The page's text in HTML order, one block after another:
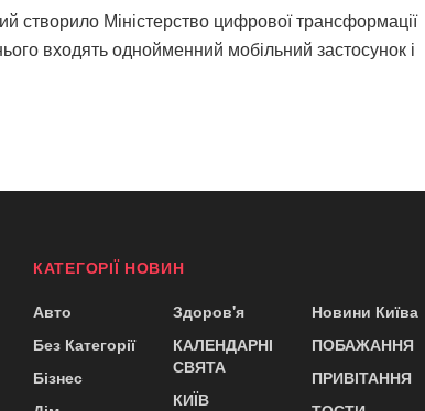
створило Міністерство цифрової трансформації
входять однойменний мобільний застосунок і
КАТЕГОРІЇ НОВИН
Авто
Без Категорії
Бізнес
Здоров'я
КАЛЕНДАРНІ
СВЯТА
КИЇВ
Новини Київа
ПОБАЖАННЯ
ПРИВІТАННЯ